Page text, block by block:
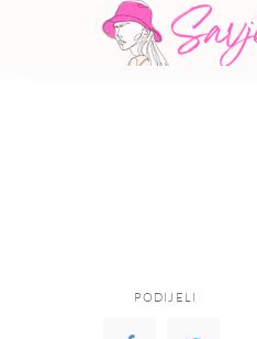
PODIJELI